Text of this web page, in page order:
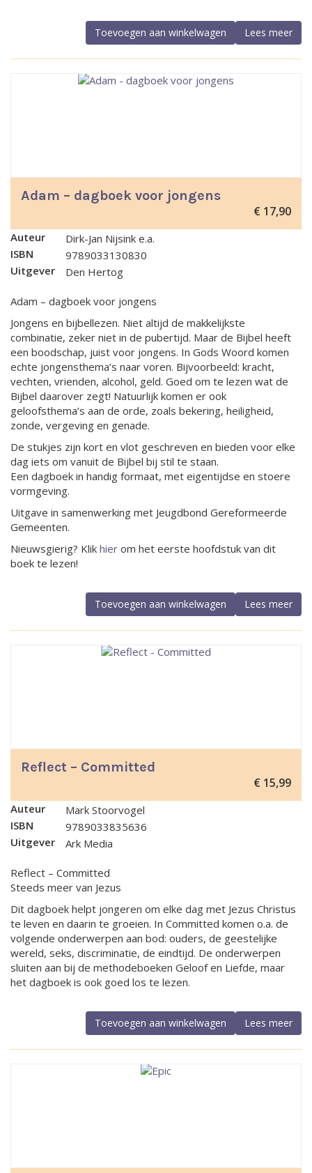
Lees meer
Toevoegen aan winkelwagen
Adam – dagboek voor jongens
€ 17,90
Auteur
Dirk-Jan Nijsink e.a.
ISBN
9789033130830
Uitgever
Den Hertog
Adam – dagboek voor jongens
Jongens en bijbellezen. Niet altijd de makkelijkste
combinatie, zeker niet in de pubertijd. Maar de Bijbel heeft
een boodschap, juist voor jongens. In Gods Woord komen
echte jongensthema’s naar voren. Bijvoorbeeld: kracht,
vechten, vrienden, alcohol, geld. Goed om te lezen wat de
Bijbel daarover zegt! Natuurlijk komen er ook
geloofsthema’s aan de orde, zoals bekering, heiligheid,
zonde, vergeving en genade.
De stukjes zijn kort en vlot geschreven en bieden voor elke
dag iets om vanuit de Bijbel bij stil te staan.
Een dagboek in handig formaat, met eigentijdse en stoere
vormgeving.
Uitgave in samenwerking met Jeugdbond Gereformeerde
Gemeenten.
Nieuwsgierig? Klik hier om het eerste hoofdstuk van dit
boek te lezen!
Lees meer
Toevoegen aan winkelwagen
Reflect – Committed
€ 15,99
Auteur
Mark Stoorvogel
ISBN
9789033835636
Uitgever
Ark Media
Reflect – Committed
Steeds meer van Jezus
Dit dagboek helpt jongeren om elke dag met Jezus Christus
te leven en daarin te groeien. In Committed komen o.a. de
volgende onderwerpen aan bod: ouders, de geestelijke
wereld, seks, discriminatie, de eindtijd. De onderwerpen
sluiten aan bij de methodeboeken Geloof en Liefde, maar
het dagboek is ook goed los te lezen.
Lees meer
Toevoegen aan winkelwagen